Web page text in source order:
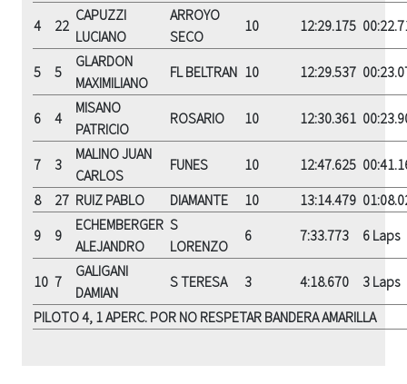
4 22
CAPUZZI
LUCIANO
ARROYO
SECO
10 12:29.175
5 5
GLARDON
MAXIMILIANO
FL BELTRAN 10 12:29.537
6 4
MISANO
PATRICIO
ROSARIO 10 12:30.361
7 3
MALINO JUAN
CARLOS
FUNES 10 12:47.625
8
27 RUIZ PABLO DIAMANTE 10 13:14.479
9
9
ECHEMBERGER
ALEJANDRO
S
LORENZO
6 7:33.773 6 Laps
10 7
GALIGANI
DAMIAN
S TERESA 3 4:18.670
3 Laps
PILOTO 4, 1 APERC. POR NO RESPETAR BANDERA AMARILLA